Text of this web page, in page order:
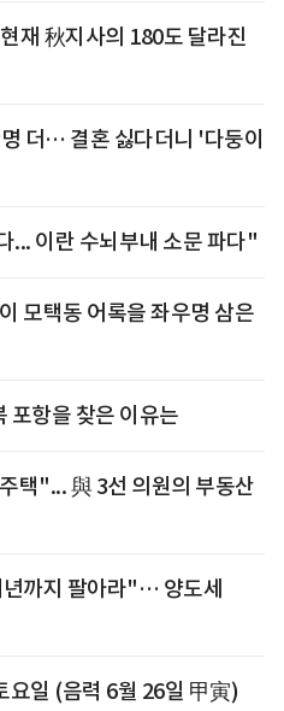
재 秋지사의 180도 달라진
더… 결혼 싫다더니 '다둥이
... 이란 수뇌부내 소문 파다"
모택동 어록을 좌우명 삼은
포항을 찾은 이유는
택"... 與 3선 의원의 부동산
까지 팔아라"… 양도세
요일 (음력 6월 26일 甲寅)